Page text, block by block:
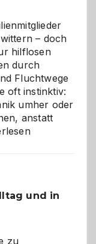
– doch
hilflosen
durch
Fluchtwege
oft instinktiv:
umher oder
anstatt
und in
zu